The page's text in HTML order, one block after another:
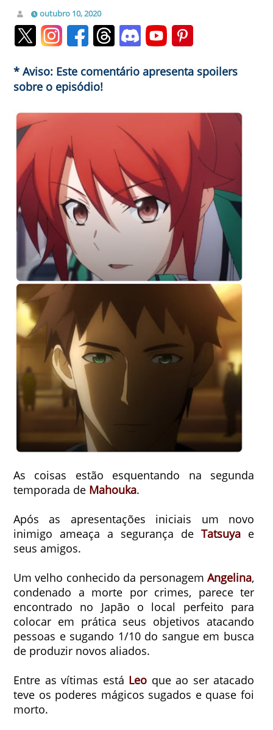
outubro 10, 2020
* Aviso: Este comentário apresenta spoilers
sobre o episódio!
As coisas estão esquentando na segunda
temporada de Mahouka.
Após as apresentações iniciais um novo
inimigo ameaça a segurança deTatsuya e
seus amigos.
Um velho conhecido da personagemAngelina,
condenado a morte por crimes, parece ter
encontrado no Japão o local perfeito para
colocar em prática seus objetivos atacando
pessoas e sugando 1/10 do sangue em busca
de produzir novos aliados.
Entre as vítimas está Leo que ao ser atacado
teve os poderes mágicos sugados e quase foi
morto.